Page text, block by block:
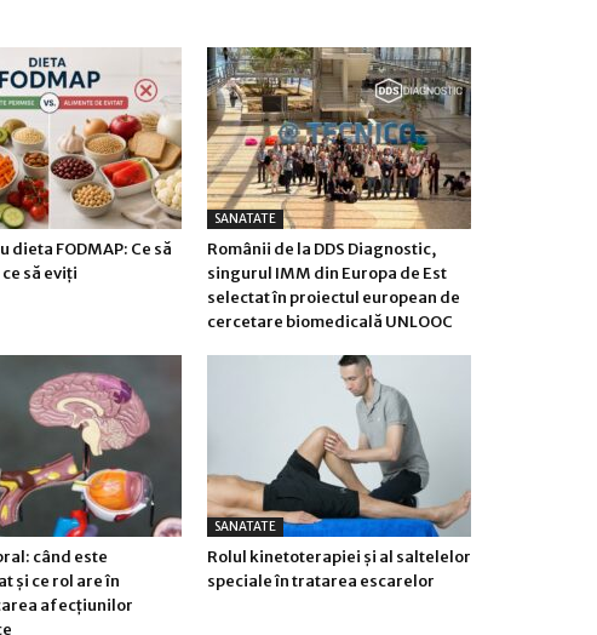
dieta FODMAP: Ce să
să eviți
SANATATE
Românii de la DDS Diagnostic,
singurul IMM din Europa de Est
selectat în proiectul european de
cercetare biomedicală UNLOOC
când este
și ce rol are în
afecțiunilor
SANATATE
Rolul kinetoterapiei și al saltelelor
speciale în tratarea escarelor